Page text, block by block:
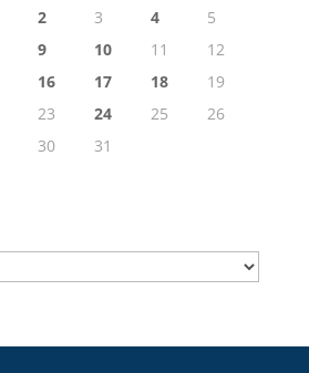
2 3 4
5
9 10 11
12
16 17 18
19
23 24 25
26
30
31